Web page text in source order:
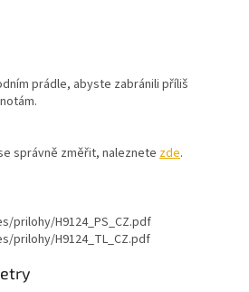
prádle, abyste zabránili příliš
správně změřit, naleznete zde.
prilohy/H9124_PS_CZ.pdf
prilohy/H9124_TL_CZ.pdf